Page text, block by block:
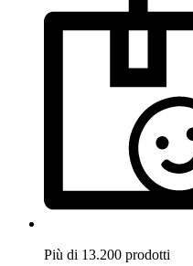
Più di 13.200 prodotti